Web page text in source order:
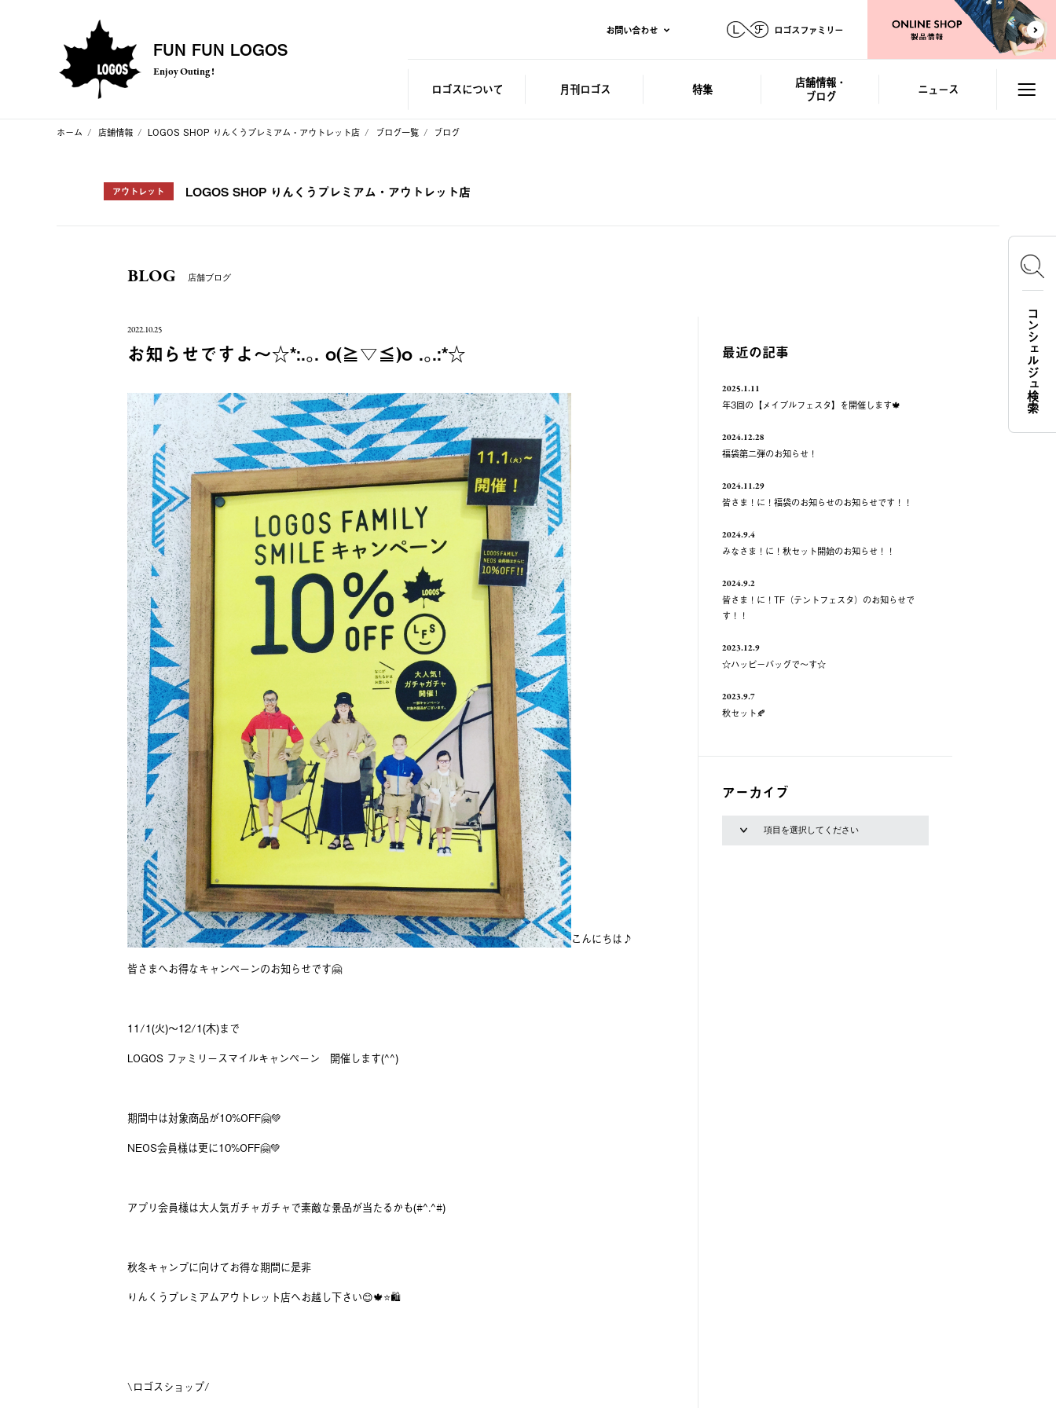
FUN FUN LOGOS
Enjoy Outing !
お問い合わせ ロゴスファミリー
ロゴスについて 月刊ロゴス 特集
店舗情報・
ブログ
ニュース
ホーム 店舗情報 LOGOS SHOP りんくうプレミアム・アウトレット店 ブログ一覧 ブログ
アウトレット LOGOS SHOP りんくうプレミアム・アウトレット店
BLOG 店舗ブログ
2022.10.25
お知らせですよ〜☆*:.｡. o(≧▽≦)o .｡.:*☆
こんにちは♪
皆さまへお得なキャンペーンのお知らせです🤗
11/1(火)〜12/1(木)まで
LOGOS ファミリースマイルキャンペーン 開催します(^^)
期間中は対象商品が10%OFF🤗💚
NEOS会員様は更に10%OFF🤗💚
アプリ会員様は大人気ガチャガチャで素敵な景品が当たるかも(#^.^#)
秋冬キャンプに向けてお得な期間に是非
りんくうプレミアムアウトレット店へお越し下さい😊🍁⭐️🛍
\ロゴスショップ/
最近の記事
2025.1.11
年3回の【メイプルフェスタ】を開催します🍁
2024.12.28
福袋第二弾のお知らせ！
2024.11.29
皆さま！に！福袋のお知らせのお知らせです！！
2024.9.4
みなさま！に！秋セット開始のお知らせ！！
2024.9.2
皆さま！に！TF（テントフェスタ）のお知らせで
す！！
2023.12.9
☆ハッピーバッグで～す☆
2023.9.7
秋セット🍂
アーカイブ
コンシェルジュ検索